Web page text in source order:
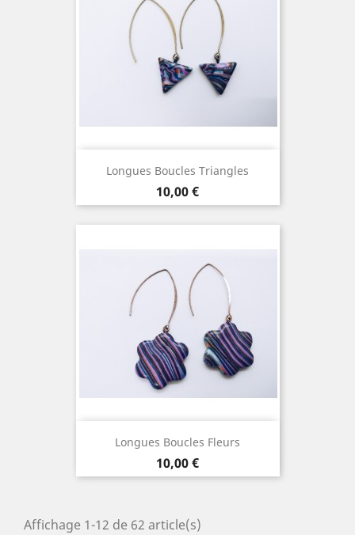
Longues Boucles Triangles
Prix
10,00 €
Longues Boucles Fleurs
Prix
10,00 €
Affichage 1-12 de 62 article(s)